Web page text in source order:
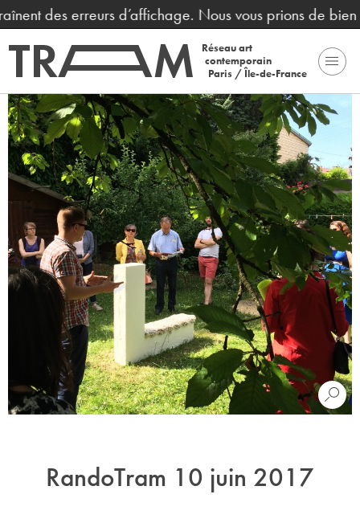
des erreurs d’affichage. Nous vous prions de bien
Réseau art
contemporain
Paris / Île-de-France
RandoTram 10 juin 2017